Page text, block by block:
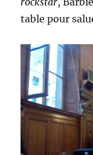
table pour